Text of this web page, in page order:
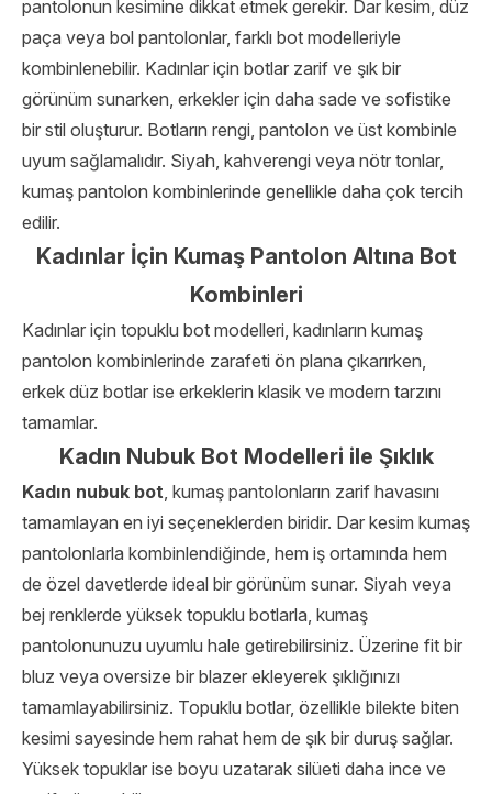
pantolonun kesimine dikkat etmek gerekir. Dar kesim, düz
paça veya bol pantolonlar, farklı bot modelleriyle
kombinlenebilir. Kadınlar için botlar zarif ve şık bir
görünüm sunarken, erkekler için daha sade ve sofistike
bir stil oluşturur. Botların rengi, pantolon ve üst kombinle
uyum sağlamalıdır. Siyah, kahverengi veya nötr tonlar,
kumaş pantolon kombinlerinde genellikle daha çok tercih
edilir.
Kadınlar İçin Kumaş Pantolon Altına Bot
Kombinleri
Kadınlar için topuklu bot modelleri, kadınların kumaş
pantolon kombinlerinde zarafeti ön plana çıkarırken,
erkek düz botlar ise erkeklerin klasik ve modern tarzını
tamamlar.
Kadın Nubuk Bot Modelleri ile Şıklık
Kadın nubuk bot, kumaş pantolonların zarif havasını
tamamlayan en iyi seçeneklerden biridir. Dar kesim kumaş
pantolonlarla kombinlendiğinde, hem iş ortamında hem
de özel davetlerde ideal bir görünüm sunar. Siyah veya
bej renklerde yüksek topuklu botlarla, kumaş
pantolonunuzu uyumlu hale getirebilirsiniz. Üzerine fit bir
bluz veya oversize bir blazer ekleyerek şıklığınızı
tamamlayabilirsiniz. Topuklu botlar, özellikle bilekte biten
kesimi sayesinde hem rahat hem de şık bir duruş sağlar.
Yüksek topuklar ise boyu uzatarak silüeti daha ince ve